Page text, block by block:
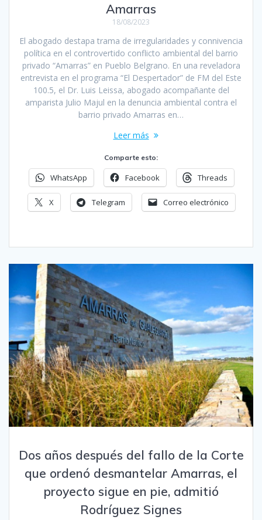
Amarras
18/08/2023
El abogado destapa trama de irregularidades y connivencia
política en el controvertido conflicto ambiental del barrio
privado “Amarras” en Pueblo Belgrano. En una reveladora
entrevista en el programa “El Despertador” de FM del Este
100.5, el Dr. Luis Leissa, abogado acompañante del
amparista Julio Majul en la denuncia ambiental contra el
barrio privado Amarras en…
Leer más
Comparte esto:
WhatsApp Facebook Threads
X Telegram Correo electrónico
Dos años después del fallo de la Corte
que ordenó desmantelar Amarras, el
proyecto sigue en pie, admitió
Rodríguez Signes